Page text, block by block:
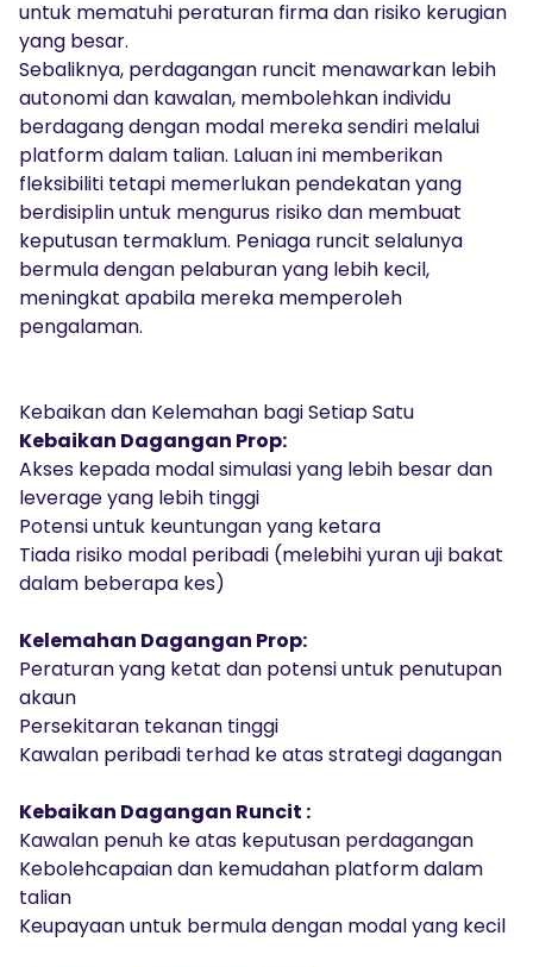
untuk mematuhi peraturan firma dan risiko kerugian
yang besar.
Sebaliknya, perdagangan runcit menawarkan lebih
autonomi dan kawalan, membolehkan individu
berdagang dengan modal mereka sendiri melalui
platform dalam talian. Laluan ini memberikan
fleksibiliti tetapi memerlukan pendekatan yang
berdisiplin untuk mengurus risiko dan membuat
keputusan termaklum. Peniaga runcit selalunya
bermula dengan pelaburan yang lebih kecil,
meningkat apabila mereka memperoleh
pengalaman.
Kebaikan dan Kelemahan bagi Setiap Satu
Kebaikan Dagangan Prop:
Akses kepada modal simulasi yang lebih besar dan
leverage yang lebih tinggi
Potensi untuk keuntungan yang ketara
Tiada risiko modal peribadi (melebihi yuran uji bakat
dalam beberapa kes)
Kelemahan Dagangan Prop:
Peraturan yang ketat dan potensi untuk penutupan
akaun
Persekitaran tekanan tinggi
Kawalan peribadi terhad ke atas strategi dagangan
Kebaikan Dagangan Runcit :
Kawalan penuh ke atas keputusan perdagangan
Kebolehcapaian dan kemudahan platform dalam
talian
Keupayaan untuk bermula dengan modal yang kecil